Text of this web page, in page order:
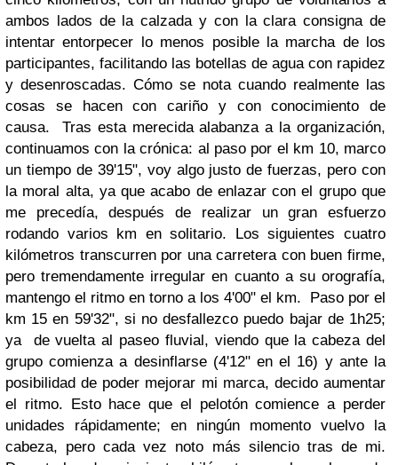
ambos lados de la calzada y con la clara consigna de
intentar entorpecer lo menos posible la marcha de los
participantes, facilitando las botellas de agua con rapidez
y desenroscadas. Cómo se nota cuando realmente las
cosas se hacen con cariño y con conocimiento de
causa. Tras esta merecida alabanza a la organización,
continuamos con la crónica: al paso por el km 10, marco
un tiempo de 39'15", voy algo justo de fuerzas, pero con
la moral alta, ya que acabo de enlazar con el grupo que
me precedía, después de realizar un gran esfuerzo
rodando varios km en solitario. Los siguientes cuatro
kilómetros transcurren por una carretera con buen firme,
pero tremendamente irregular en cuanto a su orografía,
mantengo el ritmo en torno a los 4'00" el km. Paso por el
km 15 en 59'32", si no desfallezco puedo bajar de 1h25;
ya de vuelta al paseo fluvial, viendo que la cabeza del
grupo comienza a desinflarse (4'12" en el 16) y ante la
posibilidad de poder mejorar mi marca, decido aumentar
el ritmo. Esto hace que el pelotón comience a perder
unidades rápidamente; en ningún momento vuelvo la
cabeza, pero cada vez noto más silencio tras de mi.